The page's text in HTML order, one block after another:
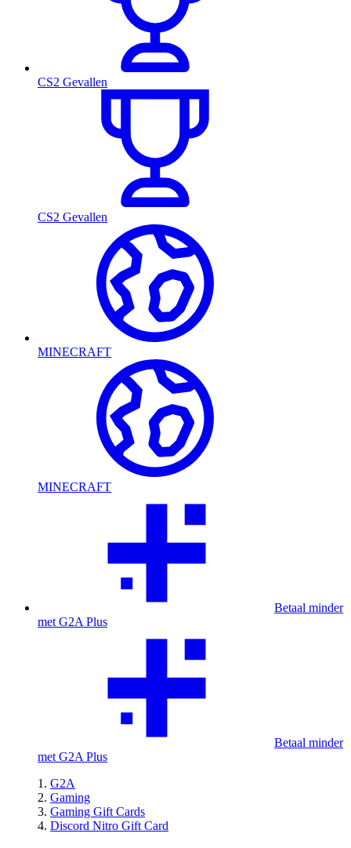
CS2 Gevallen
CS2 Gevallen
MINECRAFT
MINECRAFT
Betaal minder
met G2A Plus
Betaal minder
met G2A Plus
G2A
Gaming
Gaming Gift Cards
Discord Nitro Gift Card